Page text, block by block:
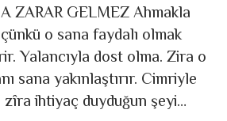
ZARAR GELMEZ Ahmakla
o sana faydalı olmak
Yalancıyla dost olma. Zira o
sana yakınlaştırır. Cimriyle
ihtiyaç duyduğun şeyi